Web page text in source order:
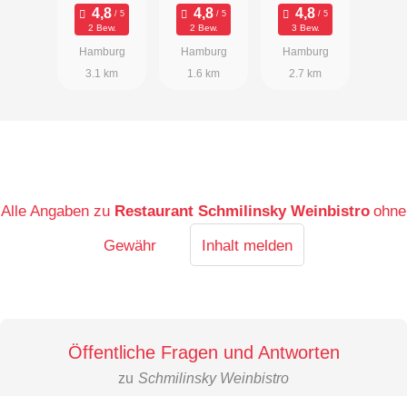
2 Bew.
Hamburg
3.1 km
Alsterhaus
2 Bew.
Hamburg
1.6 km
3 Bew.
Hamburg
2.7 km
Alle Angaben zu Restaurant Schmilinsky Weinbistro ohne
Gewähr
Inhalt melden
Öffentliche Fragen und Antworten
zu Schmilinsky Weinbistro